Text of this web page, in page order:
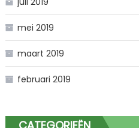
mei 2019
maart 2019
februari 2019